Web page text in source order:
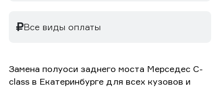
Все виды оплаты
Замена полуоси заднего моста Мерседес C-
class в Екатеринбурге для всех кузовов и